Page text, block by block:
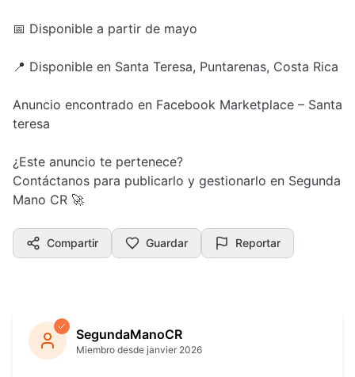
📅 Disponible a partir de mayo
📍 Disponible en Santa Teresa, Puntarenas, Costa Rica
Anuncio encontrado en Facebook Marketplace – Santa
teresa
¿Este anuncio te pertenece?
Contáctanos para publicarlo y gestionarlo en Segunda
Mano CR 🚀
Compartir Guardar Reportar
SegundaManoCR
Miembro desde janvier 2026